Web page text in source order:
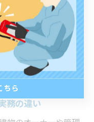
いを正しく理
務の違い
ら
ちら